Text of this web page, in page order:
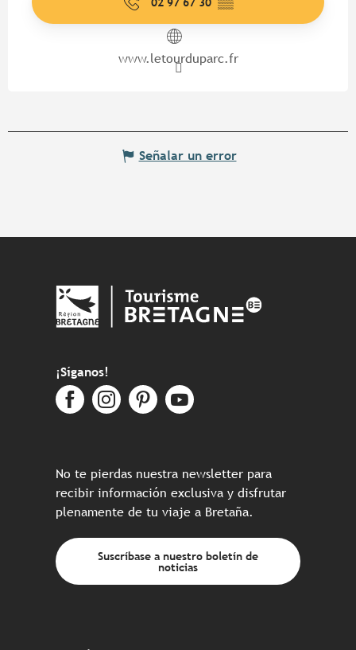
www.letourduparc.fr
Señalar un error
¡Síganos!
No te pierdas nuestra newsletter para
recibir información exclusiva y disfrutar
plenamente de tu viaje a Bretaña.
Suscríbase a nuestro boletín de
noticias